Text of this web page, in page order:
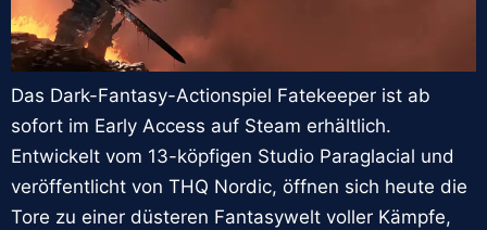
Das Dark-Fantasy-Actionspiel Fatekeeper ist ab
sofort im Early Access auf Steam erhältlich.
Entwickelt vom 13-köpfigen Studio Paraglacial und
veröffentlicht von THQ Nordic, öffnen sich heute die
Tore zu einer düsteren Fantasywelt voller Kämpfe,